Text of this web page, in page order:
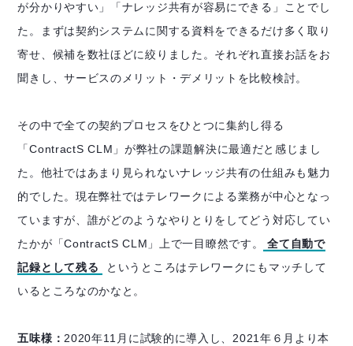
が分かりやすい」「ナレッジ共有が容易にできる」ことでし
た。まずは契約システムに関する資料をできるだけ多く取り
寄せ、候補を数社ほどに絞りました。それぞれ直接お話をお
聞きし、サービスのメリット・デメリットを比較検討。
その中で全ての契約プロセスをひとつに集約し得る
「ContractS CLM」が弊社の課題解決に最適だと感じまし
た。他社ではあまり見られないナレッジ共有の仕組みも魅力
的でした。現在弊社ではテレワークによる業務が中心となっ
ていますが、誰がどのようなやりとりをしてどう対応してい
たかが「ContractS CLM」上で一目瞭然です。
全て自動で
記録として残る
というところはテレワークにもマッチして
いるところなのかなと。
五味様： 2020年11月に試験的に導入し、2021年６月より本